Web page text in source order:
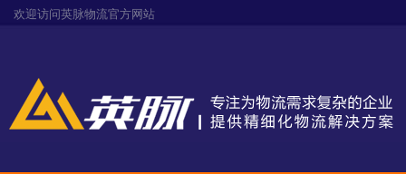
欢迎访问英脉物流官方网站